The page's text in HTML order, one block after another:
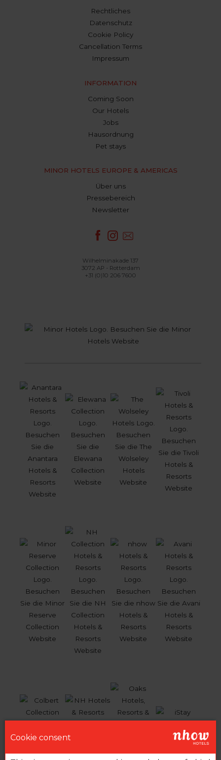
Rechtliches
Datenschutz
Cookie Policy
Cancellation Terms
Impressum
INFORMATION
Coming Soon
Our Hotels
Jobs
Hausordnung
Pet stays
MINOR HOTELS EUROPE & AMERICAS
Über uns
Pressebereich
Newsletter
Wilhelminakade 137
3072 AP - Rotterdam
+31 (0)10 206 7600
Cookie consent